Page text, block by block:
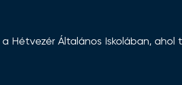
Általános Iskolában, ahol